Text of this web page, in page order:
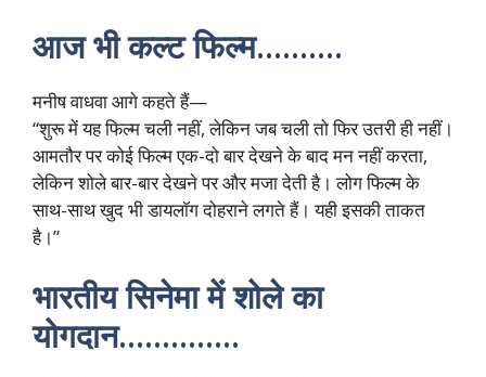
आज भी कल्ट फिल्म……….
मनीष वाधवा आगे कहते हैं—
“शुरू में यह फिल्म चली नहीं, लेकिन जब चली तो फिर उतरी ही नहीं।
आमतौर पर कोई फिल्म एक-दो बार देखने के बाद मन नहीं करता,
लेकिन शोले बार-बार देखने पर और मजा देती है। लोग फिल्म के
साथ-साथ खुद भी डायलॉग दोहराने लगते हैं। यही इसकी ताकत
है।”
भारतीय सिनेमा में शोले का
योगदान…………..